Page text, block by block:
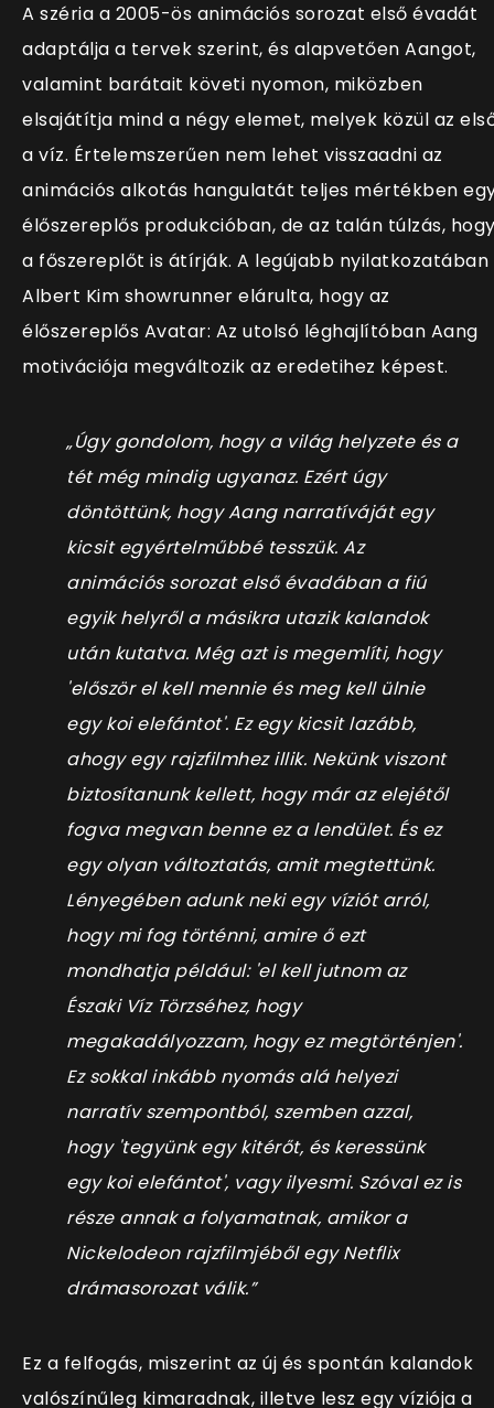
A széria a 2005-ös animációs sorozat első évadát
adaptálja a tervek szerint, és alapvetően Aangot,
valamint barátait követi nyomon, miközben
elsajátítja mind a négy elemet, melyek közül az
a víz. Értelemszerűen nem lehet visszaadni az
animációs alkotás hangulatát teljes mértékben
élőszereplős produkcióban, de az talán túlzás,
a főszereplőt is átírják. A legújabb nyilatkozatában
Albert Kim showrunner elárulta, hogy az
élőszereplős Avatar: Az utolsó léghajlítóban Aang
motivációja megváltozik az eredetihez képest.
„Úgy gondolom, hogy a világ helyzete és a
tét még mindig ugyanaz. Ezért úgy
döntöttünk, hogy Aang narratíváját egy
kicsit egyértelműbbé tesszük. Az
animációs sorozat első évadában a fiú
egyik helyről a másikra utazik kalandok
után kutatva. Még azt is megemlíti, hogy
'először el kell mennie és meg kell ülnie
egy koi elefántot'. Ez egy kicsit lazább,
ahogy egy rajzfilmhez illik. Nekünk viszont
biztosítanunk kellett, hogy már az elejétől
fogva megvan benne ez a lendület. És ez
egy olyan változtatás, amit megtettünk.
Lényegében adunk neki egy víziót arról,
hogy mi fog történni, amire ő ezt
mondhatja például: 'el kell jutnom az
Északi Víz Törzséhez, hogy
megakadályozzam, hogy ez megtörténjen'.
Ez sokkal inkább nyomás alá helyezi
narratív szempontból, szemben azzal,
hogy 'tegyünk egy kitérőt, és keressünk
egy koi elefántot', vagy ilyesmi. Szóval ez is
része annak a folyamatnak, amikor a
Nickelodeon rajzfilmjéből egy Netflix
drámasorozat válik.”
Ez a felfogás, miszerint az új és spontán kalandok
valószínűleg kimaradnak, illetve lesz egy víziója a